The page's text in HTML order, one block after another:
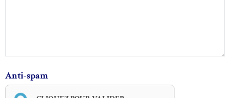
Anti-spam